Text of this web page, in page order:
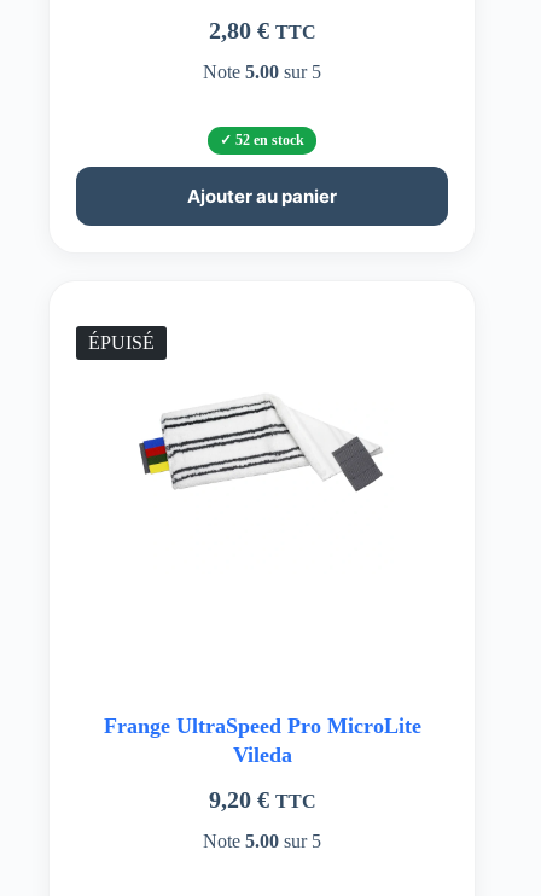
2,80 € TTC
Note5.00 sur 5
52 en stock
Ajouter au panier
ÉPUISÉ
Frange UltraSpeed Pro MicroLite
Vileda
9,20 € TTC
Note5.00 sur 5